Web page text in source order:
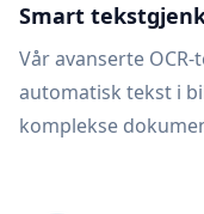
Smart
Vår avanserte
automatisk tekst i
komplekse